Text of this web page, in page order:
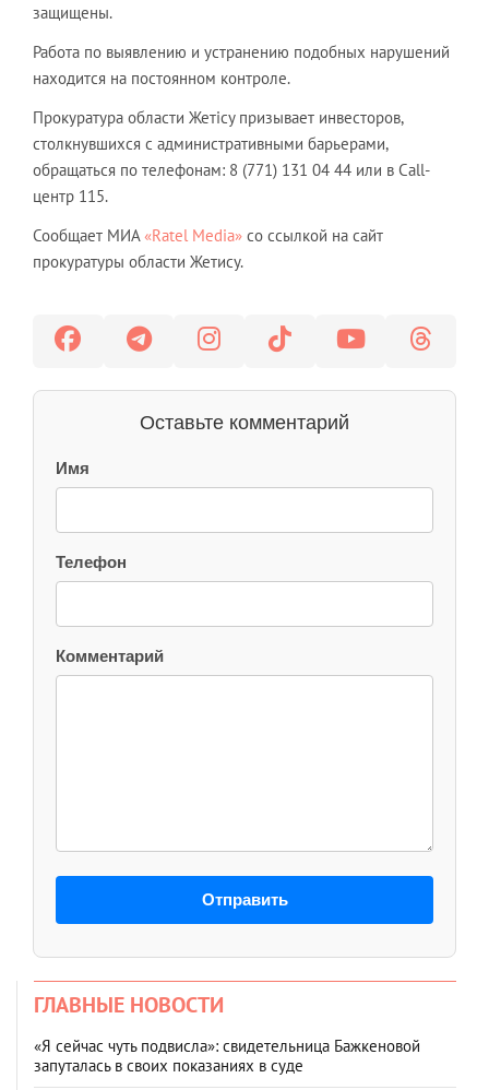
защищены.
Работа по выявлению и устранению подобных нарушений
находится на постоянном контроле.
Прокуратура области Жетісу призывает инвесторов,
столкнувшихся с административными барьерами,
обращаться по телефонам: 8 (771) 131 04 44 или в Call-
центр 115.
Сообщает МИА «Ratel Media» со ссылкой на сайт
прокуратуры области Жетису.
Оставьте комментарий
Имя
Телефон
Комментарий
Отправить
ГЛАВНЫЕ НОВОСТИ
«Я сейчас чуть подвисла»: свидетельница Бажкеновой
запуталась в своих показаниях в суде